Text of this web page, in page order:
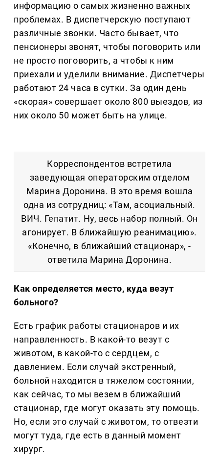
информацию о самых жизненно важных
проблемах. В диспетчерскую поступают
различные звонки. Часто бывает, что
пенсионеры звонят, чтобы поговорить или
не просто поговорить, а чтобы к ним
приехали и уделили внимание. Диспетчеры
работают 24 часа в сутки. За один день
«скорая» совершает около 800 выездов, из
них около 50 может быть на улице.
Корреспондентов встретила
заведующая операторским отделом
Марина Доронина. В это время вошла
одна из сотрудниц: «Там, асоциальный.
ВИЧ. Гепатит. Ну, весь набор полный. Он
агонирует. В ближайшую реанимацию».
«Конечно, в ближайший стационар», -
ответила Марина Доронина.
Как определяется место, куда везут
больного?
Есть график работы стационаров и их
направленность. В какой-то везут с
животом, в какой-то с сердцем, с
давлением. Если случай экстренный,
больной находится в тяжелом состоянии,
как сейчас, то мы везем в ближайший
стационар, где могут оказать эту помощь.
Но, если это случай с животом, то отвезти
могут туда, где есть в данный момент
хирург.